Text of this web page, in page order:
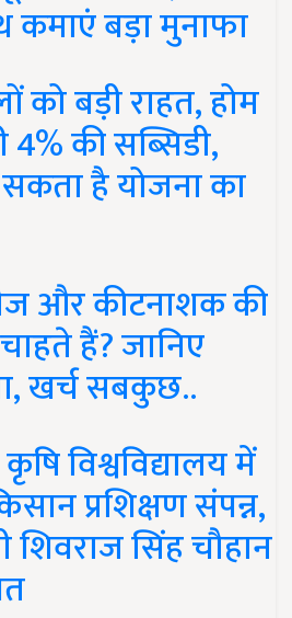
कमाएं बड़ा मुनाफा
को बड़ी राहत, होम
की सब्सिडी,
है योजना का
और कीटनाशक की
हैं? जानिए
खर्च सबकुछ..
विश्वविद्यालय में
प्रशिक्षण संपन्न,
शिवराज सिंह चौहान